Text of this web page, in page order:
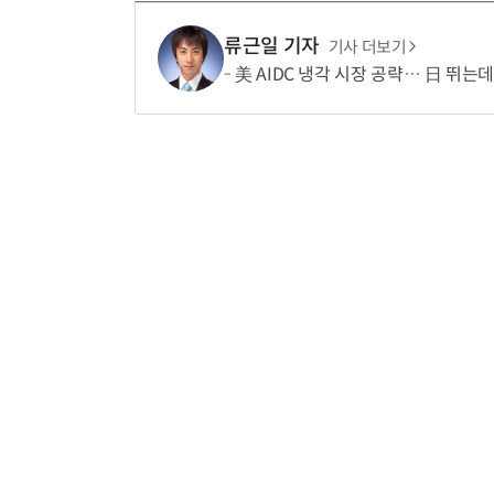
류근일 기자 기사 더보기
美 AIDC 냉각 시장 공략… 日 뛰는